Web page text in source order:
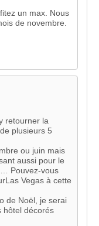
un max. Nous
de novembre.
retourner la
plusieurs 5
ou juin mais
aussi pour le
… Pouvez-vous
Vegas à cette
de Noël, je serai
hôtel décorés